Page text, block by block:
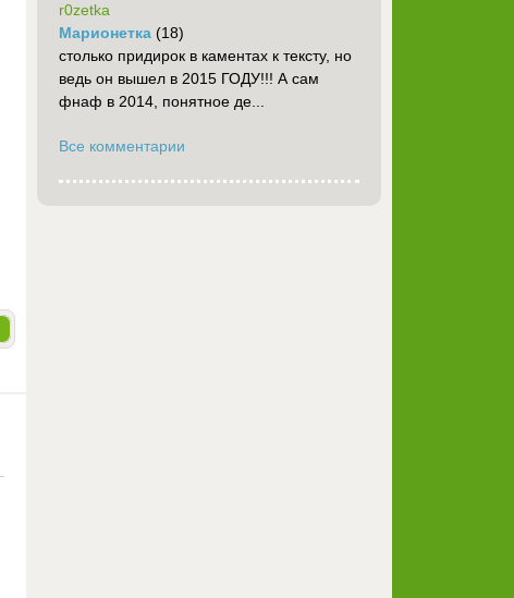
r0zetka
Марионетка (18)
столько придирок в каментах к тексту, но
ведь он вышел в 2015 ГОДУ!!! А сам
фнаф в 2014, понятное де...
Все комментарии